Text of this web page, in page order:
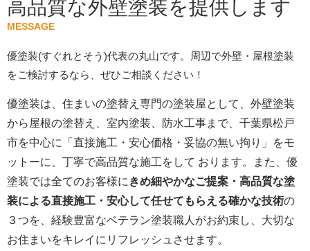
高品質な外壁塗装を提供します
MESSAGE
優塗装(すぐれとそう)代表の丸山です。周辺で外壁・屋根塗装
をご検討するなら、ぜひご相談ください！
優塗装は、住まいの塗替え専門の塗装屋として、外壁塗装
から屋根の塗替え、室内塗装、防水工事まで、千葉県松戸
市を中心に「直接施工・安心価格・妥協の無い拘り」をモ
ットーに、丁寧で高品質な施工をして おります。また、優
塗装では全てのお客様に きめ細やかなご提案・高品質な塗
装による直接施工・安心して任せてもらえる確かな技術の
３つを、経験豊富なベテラン塗装職人がお約束し、大切な
お住まいをキレイにリフレッシュさせます。